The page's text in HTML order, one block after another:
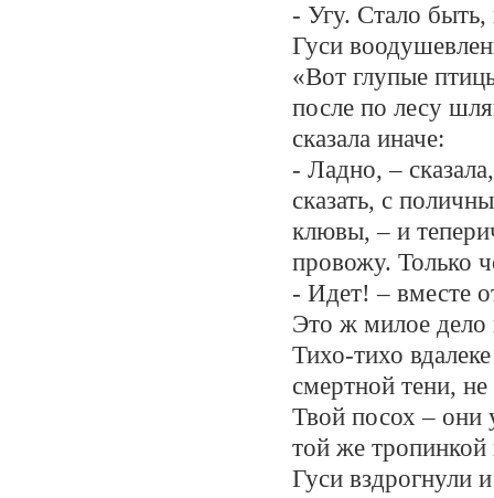
- Угу. Стало быть,
Гуси
«Вот глупые
после по лесу
сказала иначе:
- Ладно, –
сказать, с
клювы, – и
провожу. Только
- Идет! – вместе
Это ж милое дело
Тихо-тихо
смертной тени,
Твой посох – они
той же тропинкой
Гуси вздрогнули